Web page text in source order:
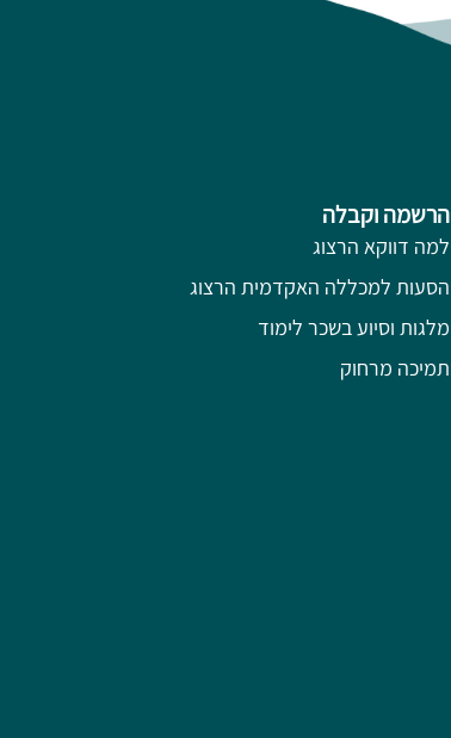
הרשמה וקבלה
למה דווקא הרצוג
הסעות למכללה האקדמית הרצוג
מלגות וסיוע בשכר לימוד
תמיכה מרחוק